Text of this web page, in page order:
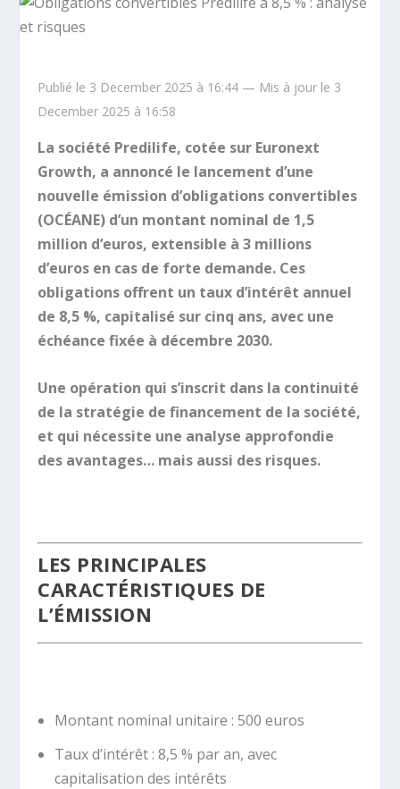
Publié le 3 December 2025 à 16:44 — Mis à jour le 3
December 2025 à 16:58
La société Predilife, cotée sur Euronext
Growth, a annoncé le lancement d’une
nouvelle émission d’obligations convertibles
(OCÉANE) d’un montant nominal de 1,5
million d’euros, extensible à 3 millions
d’euros en cas de forte demande. Ces
obligations offrent un taux d’intérêt annuel
de 8,5 %, capitalisé sur cinq ans, avec une
échéance fixée à décembre 2030.
Une opération qui s’inscrit dans la continuité
de la stratégie de financement de la société,
et qui nécessite une analyse approfondie
des avantages… mais aussi des risques.
LES PRINCIPALES
CARACTÉRISTIQUES DE
L’ÉMISSION
Montant nominal unitaire : 500 euros
Taux d’intérêt : 8,5 % par an, avec
capitalisation des intérêts